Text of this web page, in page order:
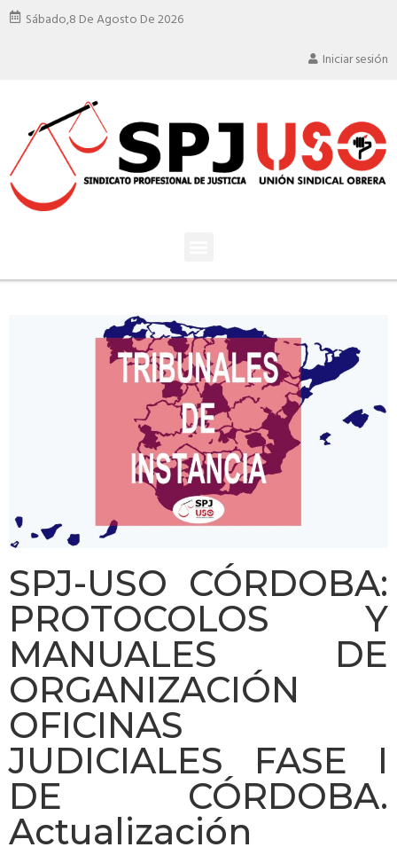
Sábado,8 De Agosto De 2026
Iniciar sesión
SPJ-USO CÓRDOBA:
PROTOCOLOS Y
MANUALES DE
ORGANIZACIÓN
OFICINAS
JUDICIALES FASE I
DE CÓRDOBA.
Actualización